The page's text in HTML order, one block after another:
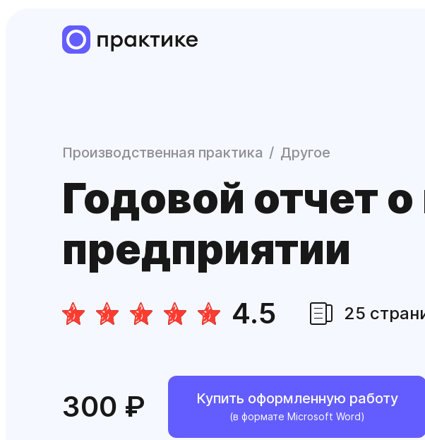
Производственная практика Другое
Годовой отчет
предприятии
4.5 25
300 ₽ Купить оформленную работу
(в формате Microsoft Word)